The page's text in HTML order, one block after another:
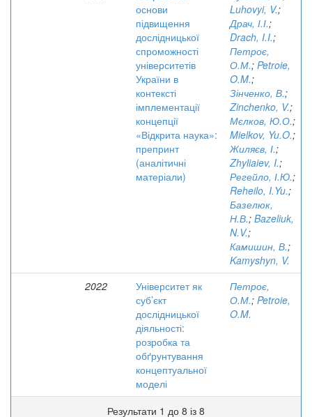
основи
підвищення
дослідницької
спроможності
університетів
України в
контексті
імплементації
концепції
«Відкрита наука»:
препринт
(аналітичні
матеріали)
Luhovyi, V.;
Драч, І.І.;
Drach, I.I.;
Петроє,
О.М.; Petroie,
O.M.;
Зінченко, В.;
Zinchenko, V.;
Мєлков, Ю.О.;
Mielkov, Yu.O.;
Жиляєв, І.;
Zhyliaiev, I.;
Регейло, І.Ю.;
Reheilo, I.Yu.;
Базелюк,
Н.В.; Bazeliuk,
N.V.;
Камишин, В.;
Kamyshyn, V.
2022
Університет як
суб’єкт
дослідницької
діяльності:
розробка та
обґрунтування
концептуальної
моделі
Петроє,
О.М.; Petroie,
O.M.
Результати 1 до 8 із 8